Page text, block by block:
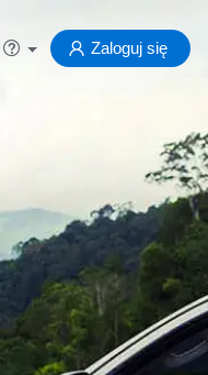
Zaloguj się